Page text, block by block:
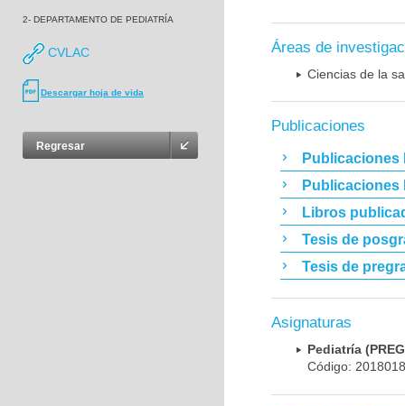
2- DEPARTAMENTO DE PEDIATRÍA
CVLAC
Descargar hoja de vida
Regresar
Áreas de
Ciencias de la
Publicaciones
Publicaciones
Publicaciones
Libros
Tesis de
Tesis de
Asignaturas
Pediatría
Código: